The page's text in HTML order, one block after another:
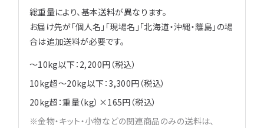
総重量により、基本送料が異なります。
お届け先が「個人名」「現場名」「北海道・沖縄・離島」の場
合は追加送料が必要です。
～10kg以下：2,200円（税込）
10kg超～20kg以下：3,300円（税込）
20kg超：重量（kg）×165円（税込）
金物・キット・小物などの関連商品のみの送料は、